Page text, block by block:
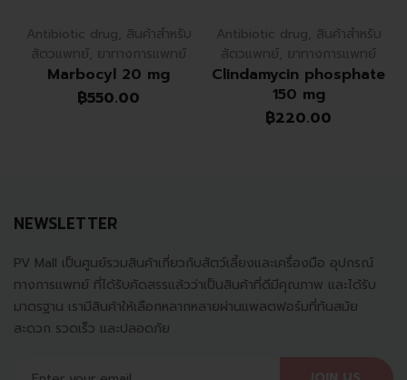
Antibiotic drug สินค้าสำหรับ
สัตวแพทย์ ยาทางการแพทย์
Marbocyl 20 mg
฿550.00
Antibiotic drug สินค้าสำหรับ
สัตวแพทย์ ยาทางการแพทย์
Clindamycin phosphate
150 mg
฿220.00
NEWSLETTER
PV Mall เป็นศูนย์รวมสินค้าเกี่ยวกับสัตว์เลี้ยงและเครื่องมือ อุปกรณ์
ทางการแพทย์ ที่ได้รับคัดสรรแล้วว่าเป็นสินค้าที่ดีมีคุณภาพ และได้รับ
มาตรฐาน เรามีสินค้าให้เลือกหลากหลายผ่านแพลตฟอร์มที่ทันสมัย
สะดวก รวดเร็ว และปลอดภัย